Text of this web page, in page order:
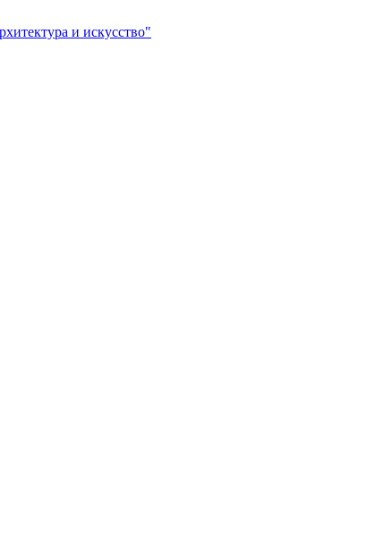
и искусство"